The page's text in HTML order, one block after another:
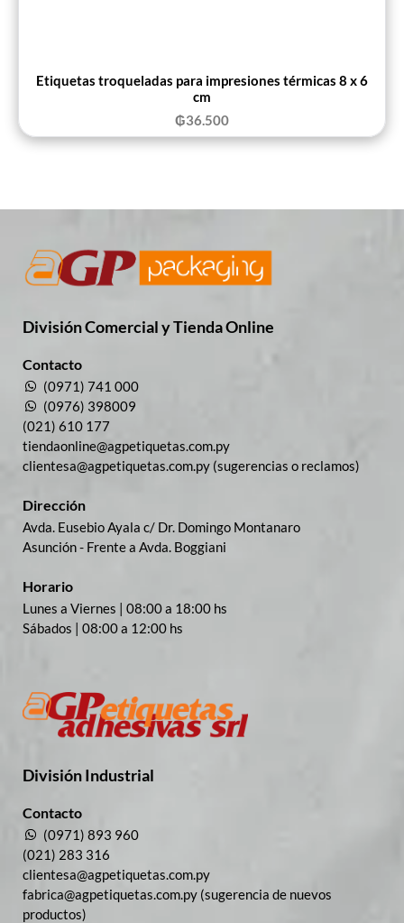
Etiquetas troqueladas para impresiones térmicas 8 x 6
cm
₲36.500
División Comercial​ y Tienda Online
Contacto
(0971) 741 000
(0976) 398009
(021) 610 177
tiendaonline@agpetiquetas.com.py
clientesa@agpetiquetas.com.py (sugerencias o reclamos)
Dirección
Avda. Eusebio Ayala c/ Dr. Domingo Montanaro
Asunción - Frente a Avda. Boggiani
Horario
Lunes a Viernes | 08:00 a 18:00 hs
Sábados | 08:00 a 12:00 hs
División Industrial​
Contacto
(0971) 893 960
(021) 283 316
clientesa@agpetiquetas.com.py
fabrica@agpetiquetas.com.py (sugerencia de nuevos
productos)